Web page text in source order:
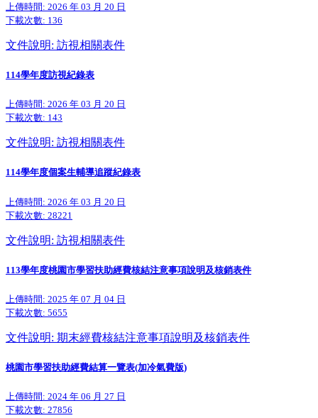
上傳時間: 2026 年 03 月 20 日
下載次數: 136
文件說明: 訪視相關表件
114學年度訪視紀錄表
上傳時間: 2026 年 03 月 20 日
下載次數: 143
文件說明: 訪視相關表件
114學年度個案生輔導追蹤紀錄表
上傳時間: 2026 年 03 月 20 日
下載次數: 28221
文件說明: 訪視相關表件
113學年度桃園市學習扶助經費核結注意事項說明及核銷表件
上傳時間: 2025 年 07 月 04 日
下載次數: 5655
文件說明: 期末經費核結注意事項說明及核銷表件
桃園市學習扶助經費結算一覽表(加冷氣費版)
上傳時間: 2024 年 06 月 27 日
下載次數: 27856